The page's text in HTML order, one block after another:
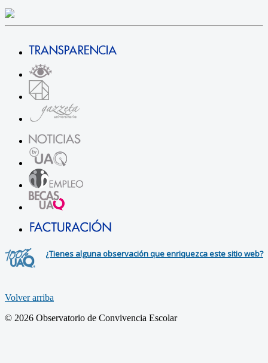
¿Tienes alguna observación que enriquezca este sitio web?
Volver arriba
© 2026 Observatorio de Convivencia Escolar